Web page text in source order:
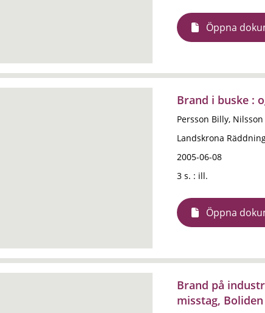
Öppna
Brand i buske :
Persson Billy,
Landskrona
2005-06-08
3 s. : ill.
Öppna
Brand på
misstag,